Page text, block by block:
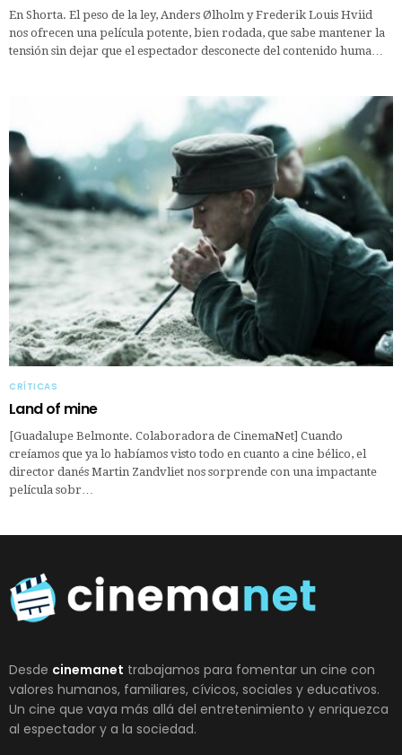
En Shorta. El peso de la ley, Anders Ølholm y Frederik Louis Hviid
nos ofrecen una película potente, bien rodada, que sabe mantener la
tensión sin dejar que el espectador desconecte del contenido huma…
CRÍTICAS
Land of mine
[Guadalupe Belmonte. Colaboradora de CinemaNet] Cuando
creíamos que ya lo habíamos visto todo en cuanto a cine bélico, el
director danés Martin Zandvliet nos sorprende con una impactante
película sobr…
Desde cinemanet trabajamos para fomentar un cine con
valores humanos, familiares, cívicos, sociales y educativos.
Un cine que vaya más allá del entretenimiento y enriquezca
al espectador y a la sociedad.